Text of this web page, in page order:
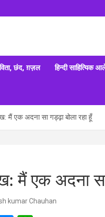
छंद, ग़ज़ल हिन्दी साहित्यिक
मैं एक अदना सा गड्ढ़ा बोला रहा हूँ
मैं एक अदना सा
kumar Chauhan